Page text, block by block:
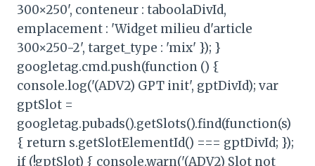
300×250', conteneur : taboolaDivId,
emplacement : 'Widget milieu d'article
300×250-2', target_type : 'mix' }); }
googletag.cmd.push(function () {
console.log('(ADV2) GPT init', gptDivId); var
gptSlot =
googletag.pubads().getSlots().find(function(s)
{ return s.getSlotElementId() === gptDivId; });
if (!gptSlot) { console.warn('(ADV2) Slot not